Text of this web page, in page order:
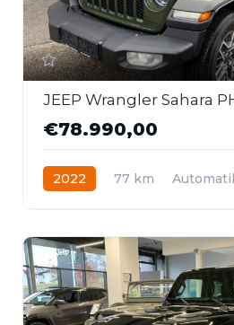
€78.990,00
2022 77 km